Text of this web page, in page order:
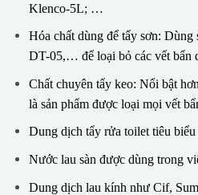
Klenco-5L; …
Hóa chất dùng để tẩy sơn: Dùng
DT-05,… để loại bỏ các vết bẩn
Chất chuyên tẩy keo: Nổi bật
là sản phẩm được loại mọi vết
Dung dịch tẩy rửa toilet tiêu
Nước lau sàn được dùng trong
Dung dịch lau kính như Cif,